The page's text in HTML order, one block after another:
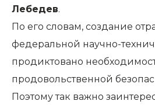
Лебедев.
По его словам, создание
федеральной научно-
продиктовано
продовольственной
Поэтому так важно